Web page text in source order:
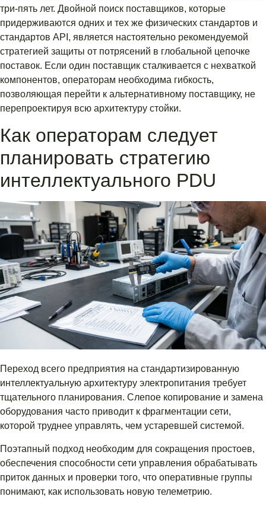
три-пять лет. Двойной поиск поставщиков, которые
придерживаются одних и тех же физических стандартов и
стандартов API, является настоятельно рекомендуемой
стратегией защиты от потрясений в глобальной цепочке
поставок. Если один поставщик сталкивается с нехваткой
компонентов, операторам необходима гибкость,
позволяющая перейти к альтернативному поставщику, не
перепроектируя всю архитектуру стойки.
Как операторам следует
планировать стратегию
интеллектуального PDU
Переход всего предприятия на стандартизированную
интеллектуальную архитектуру электропитания требует
тщательного планирования. Слепое копирование и замена
оборудования часто приводит к фрагментации сети,
которой труднее управлять, чем устаревшей системой.
Поэтапный подход необходим для сокращения простоев,
обеспечения способности сети управления обрабатывать
приток данных и проверки того, что оперативные группы
понимают, как использовать новую телеметрию.